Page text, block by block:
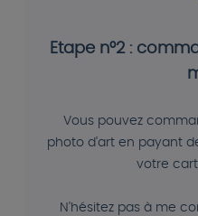
Etape n°2 :
Vous pouvez
photo d'art en payant
votre
N'hésitez pas à me